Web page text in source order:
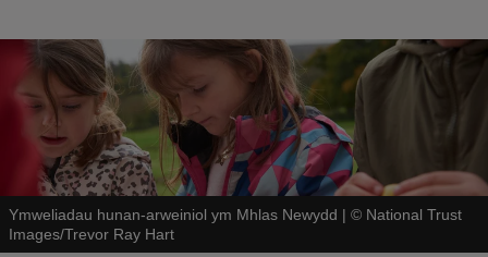
Ymweliadau hunan-arweiniol ym Mhlas Newydd | © National Trust
Images/Trevor Ray Hart